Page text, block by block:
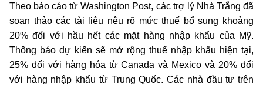
Theo báo cáo từ Washington Post, các trợ lý Nhà Trắng đã
soạn thảo các tài liệu nêu rõ mức thuế bổ sung khoảng
20% đối với hầu hết các mặt hàng nhập khẩu của Mỹ.
Thông báo dự kiến sẽ mở rộng thuế nhập khẩu hiện tại,
25% đối với hàng hóa từ Canada và Mexico và 20% đối
với hàng nhập khẩu từ Trung Quốc. Các nhà đầu tư trên